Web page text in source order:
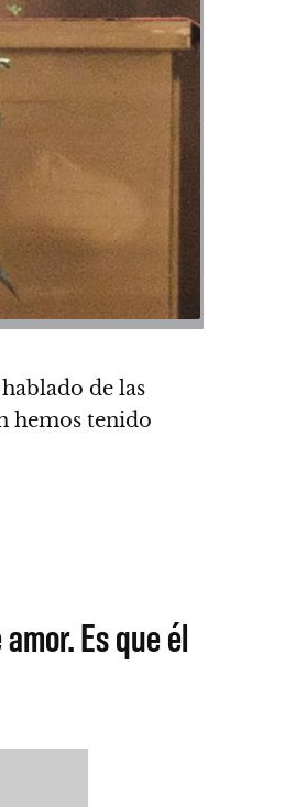
de las
hemos tenido
Es que él